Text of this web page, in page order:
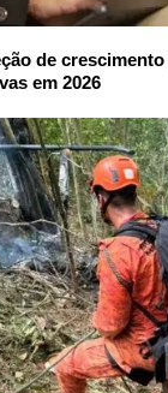
de
em 2026